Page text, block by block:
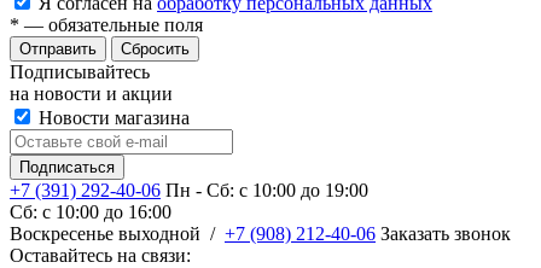
* — обязательные поля
Сбросить
Подписывайтесь
на новости и акции
Новости магазина
+7 (391) 292-40-06 Пн - Сб: c 10:00 до 19:00
Сб: c 10:00 до 16:00
​Воскресенье выходной / +7 (908) 212-40-06 Заказать звонок
Оставайтесь на связи: